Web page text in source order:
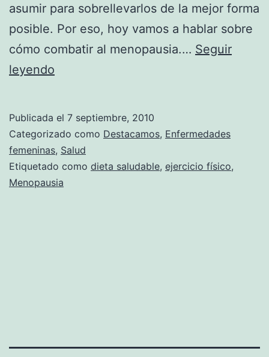
asumir para sobrellevarlos de la mejor forma
posible. Por eso, hoy vamos a hablar sobre
cómo combatir al menopausia.… Seguir
leyendo
Publicada el 7 septiembre, 2010
Categorizado como Destacamos, Enfermedades
femeninas, Salud
Etiquetado como dieta saludable, ejercicio físico,
Menopausia